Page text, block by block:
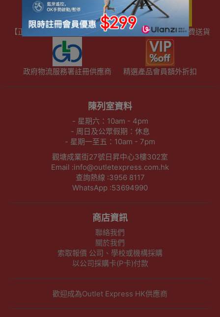
【正版正貨】商標認證 優網店認證 滿HKD600免費送貨
政府物流服務署註冊供應商 精選產品會員額外折扣
陳列室資料
- 星期六：10am - 4pm
- 周日及公眾假期：休息
- 星期一至五：10am - 7pm
觀塘成業街27號日昇中心3樓302室
Email :info@outletexpress.com.hk
查詢熱線 :3956 8117
WhatsApp :53694990
商店資訊
聯絡我們
關於我們
索取報價 公司、學校或機構採購
以公司採購卡(P卡)付款
歡迎成為Outlet Express HK供應商